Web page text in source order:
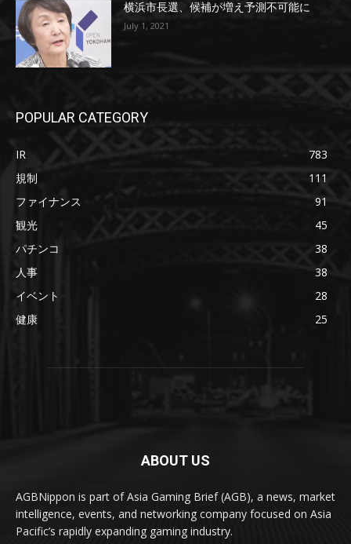
横浜市長選、候補が増え予測不可能に
July 1, 2021
POPULAR CATEGORY
IR
783
規制
111
ファイナンス
91
観光
45
パチンコ
38
人事
38
イベント
28
健康
25
ABOUT US
AGBNippon is part of Asia Gaming Brief (AGB), a news, market
intelligence, events, and networking company focused on Asia
Pacific’s rapidly expanding gaming industry.